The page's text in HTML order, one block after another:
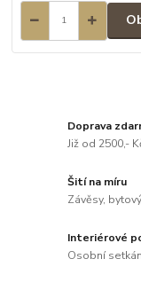
Doprava
Již od 2500,-
Šití na míru
Závěsy,
Interiérové
Osobní